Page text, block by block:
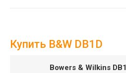
Купить B&W DB1D
Bowers & Wilkins